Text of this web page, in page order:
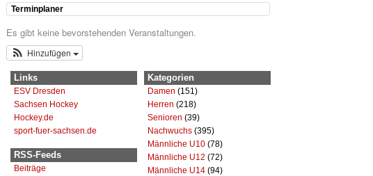
Terminplaner
Es gibt keine bevorstehenden Veranstaltungen.
Hinzufügen
Kategorien
Damen (151)
Herren (218)
Senioren (39)
Nachwuchs (395)
Männliche U10 (78)
Männliche U12 (72)
Männliche U14 (94)
Links
ESV Dresden
Sachsen Hockey
Hockey.de
sport-fuer-sachsen.de
RSS-Feeds
Beiträge